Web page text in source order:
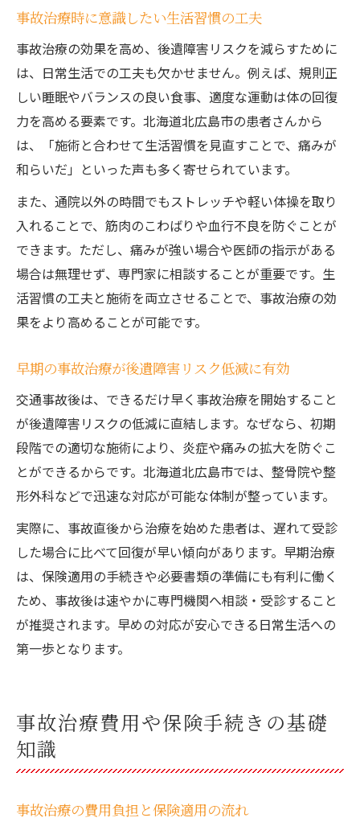
事故治療時に意識したい生活習慣の工夫
事故治療の効果を高め、後遺障害リスクを減らすために
は、日常生活での工夫も欠かせません。例えば、規則正
しい睡眠やバランスの良い食事、適度な運動は体の回復
力を高める要素です。北海道北広島市の患者さんから
は、「施術と合わせて生活習慣を見直すことで、痛みが
和らいだ」といった声も多く寄せられています。
また、通院以外の時間でもストレッチや軽い体操を取り
入れることで、筋肉のこわばりや血行不良を防ぐことが
できます。ただし、痛みが強い場合や医師の指示がある
場合は無理せず、専門家に相談することが重要です。生
活習慣の工夫と施術を両立させることで、事故治療の効
果をより高めることが可能です。
早期の事故治療が後遺障害リスク低減に有効
交通事故後は、できるだけ早く事故治療を開始すること
が後遺障害リスクの低減に直結します。なぜなら、初期
段階での適切な施術により、炎症や痛みの拡大を防ぐこ
とができるからです。北海道北広島市では、整骨院や整
形外科などで迅速な対応が可能な体制が整っています。
実際に、事故直後から治療を始めた患者は、遅れて受診
した場合に比べて回復が早い傾向があります。早期治療
は、保険適用の手続きや必要書類の準備にも有利に働く
ため、事故後は速やかに専門機関へ相談・受診すること
が推奨されます。早めの対応が安心できる日常生活への
第一歩となります。
事故治療費用や保険手続きの基礎
知識
事故治療の費用負担と保険適用の流れ